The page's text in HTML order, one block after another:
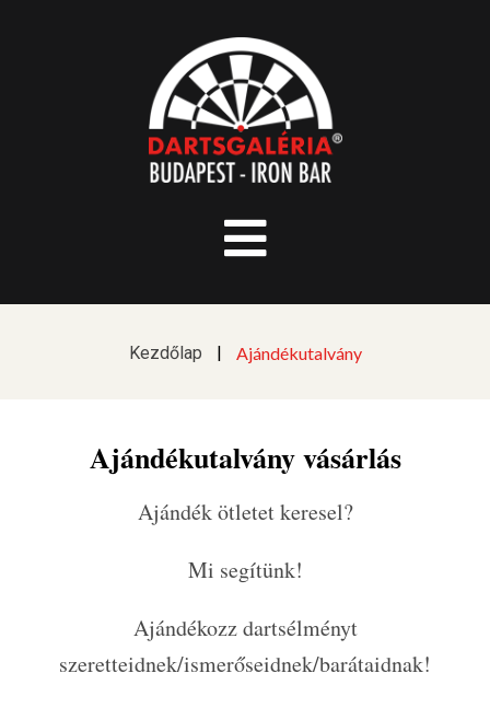
Kezdőlap Ajándékutalvány
Ajándékutalvány vásárlás
Ajándék ötletet keresel?
Mi segítünk!
Ajándékozz dartsélményt
szeretteidnek/ismerőseidnek/barátaidnak!